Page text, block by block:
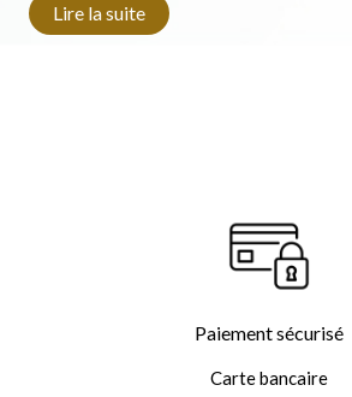
Lire la suite
Paiement sécurisé
Carte bancaire